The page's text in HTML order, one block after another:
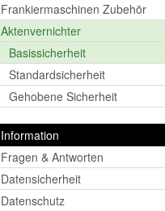
Frankiermaschinen Zubehör
Aktenvernichter
Basissicherheit
Standardsicherheit
Gehobene Sicherheit
Information
Fragen & Antworten
Datensicherheit
Datenschutz